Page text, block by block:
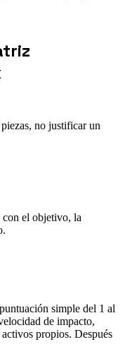
no justificar un
el objetivo, la
simple del 1 al
de impacto,
propios. Después